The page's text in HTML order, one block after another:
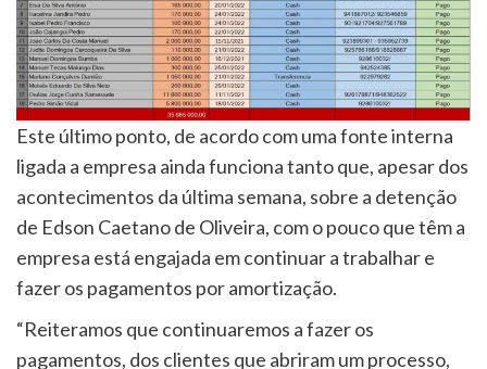
Este último ponto, de acordo com uma fonte interna
ligada a empresa ainda funciona tanto que, apesar dos
acontecimentos da última semana, sobre a detenção
de Edson Caetano de Oliveira, com o pouco que têm a
empresa está engajada em continuar a trabalhar e
fazer os pagamentos por amortização.
“Reiteramos que continuaremos a fazer os
pagamentos, dos clientes que abriram um processo,